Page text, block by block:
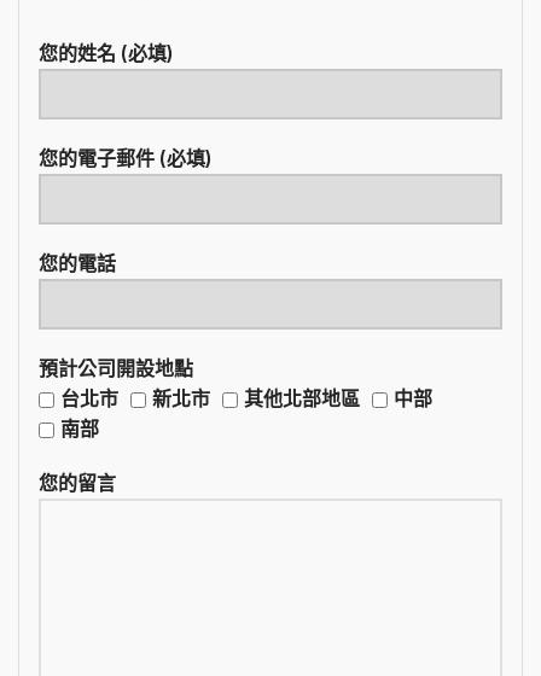
您的姓名 (必填)
您的電子郵件 (必填)
您的電話
預計公司開設地點
台北市
新北市 其他北部地區
中部
南部
您的留言